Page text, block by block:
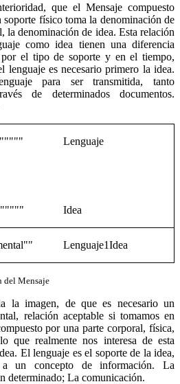
que el Mensaje compuesto
físico toma la denominación de
la denominación de idea. Esta relación
como idea tienen una diferencia
el tipo de soporte y en el tiempo,
lenguaje es necesario primero la idea.
para ser transmitida, tanto
de determinados documentos.
""""" Lenguaje
""""" Idea
"" Lenguaje1Idea
del Mensaje
la imagen, de que es necesario un
relación aceptable si tomamos en
por una parte corporal, física,
que realmente nos interesa de esta
El lenguaje es el soporte de la idea,
un concepto de información. La
determinado; La comunicación.